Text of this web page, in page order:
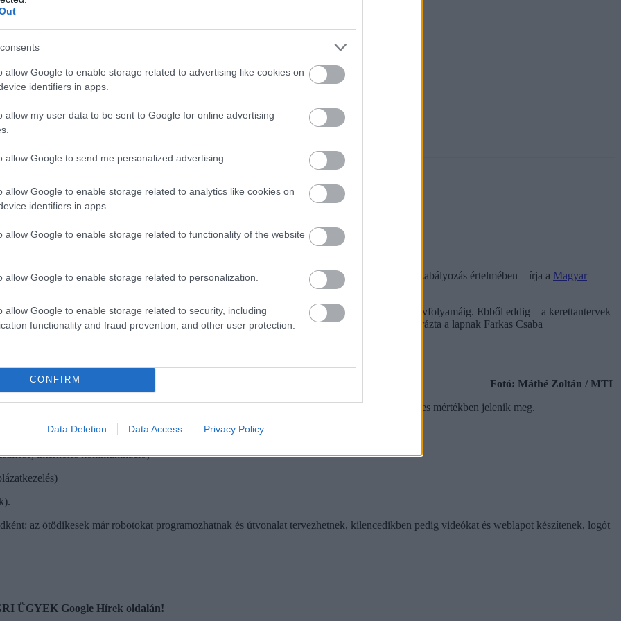
allow Google to enable storage related to advertising like cookies on
identifiers in apps.
allow my user data to be sent to Google for online advertising
allow Google to send me personalized advertising.
allow Google to enable storage related to analytics like cookies on
identifiers in apps.
allow Google to enable storage related to functionality of the website
allow Google to enable storage related to personalization.
allow Google to enable storage related to security, including
functionality and fraud prevention, and other user protection.
CONFIRM
Data Deletion Data Access Privacy Policy
prémium, amely már nem...
amely a Rapid Wi...
70 millió forintos fejl...
informatikát
is, ezért új tankönyvekre van szükség.
helyét a tartalmában és célkitűzéseiben is megújultdigitális kultúra veszi át az új tantervi szabályozás értelmében – írja a Magyar
hogy teljesen új tankönyvsorozat készül az általános iskola 3. osztályától a gimnáziumok 11. évfolyamáig. Ebből eddig – a kerettantervek
készült el, de már megkezdődött a hatodikos és tizedikes tankönyvek tervezése is – magyarázta a lapnak Farkas Csaba
Fotó: Máthé Zoltán / MTI
elméleti háttér kicsit visszaszorul, csak az adott feladathoz kapcsolódóan, és csupán a szükséges mértékben jelenik meg.
internetes kommunikáció)
az ötödikesek már robotokat programozhatnak és útvonalat tervezhetnek, kilencedikben pedig videókat és weblapot készítenek, logót
ÜGYEK Google Hírek oldalán!